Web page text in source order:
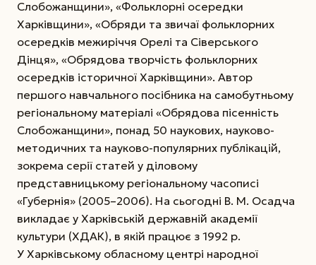
Слобожанщини», «Фольклорні осередки
Харківщини», «Обряди та звичаї фольклорних
осередків межиріччя Орелі та Сіверського
Дінця», «Обрядова творчість фольклорних
осередків історичної Харківщини». Автор
першого навчального посібника на самобутньому
регіональному матеріалі «Обрядова пісенність
Слобожанщини», понад 50 наукових, науково-
методичних та науково-популярних публікацій,
зокрема серії статей у діловому
представницькому регіональному часописі
«Губернія» (2005–2006). На сьогодні В. М. Осадча
викладає у Харківській державній академії
культури (ХДАК), в якій працює з 1992 р.
У Харківському обласному центрі народної